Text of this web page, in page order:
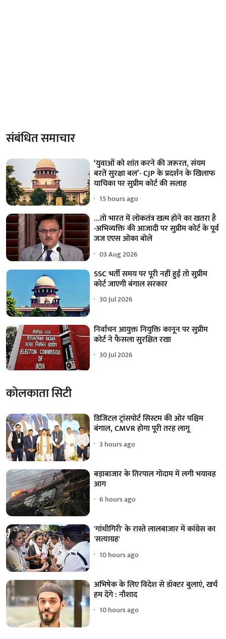
संबंधित समाचार
‘युवाओं को शांत करने की जरूरत, संयम
बरतें सुरक्षा बल’- CJP के प्रदर्शन के खिलाफ
याचिका पर सुप्रीम कोर्ट की सलाह
15 hours ago
...तो भारत में लोकतंत्र खत्म होने का खतरा है
-अभिव्यक्ति की आजादी पर सुप्रीम कोर्ट के पूर्व
जज एएस ओका बोले
03 Aug 2026
SSC भर्ती समय पर पूरी नहीं हुई तो सुप्रीम
कोर्ट जाएगी बंगाल सरकार
30 Jul 2026
निर्वाचन आयुक्त नियुक्ति कानून पर सुप्रीम
कोर्ट ने फैसला सुरक्षित रखा
30 Jul 2026
कोलकाता सिटी
डिजिटल ट्रांसपोर्ट सिस्टम की ओर पश्चिम
बंगाल, CMVR होगा पूरी तरह लागू
3 hours ago
बड़ाबाजार के तिरपाल गोदाम में लगी भयावह
आग
6 hours ago
'गांधीगिरी' के रास्ते लालबाजार में कांग्रेस का
'सत्याग्रह'
10 hours ago
अभिषेक के लिए विदेश से डॉक्टर बुलाएं, खर्च
हम देंगे : नौशाद
10 hours ago